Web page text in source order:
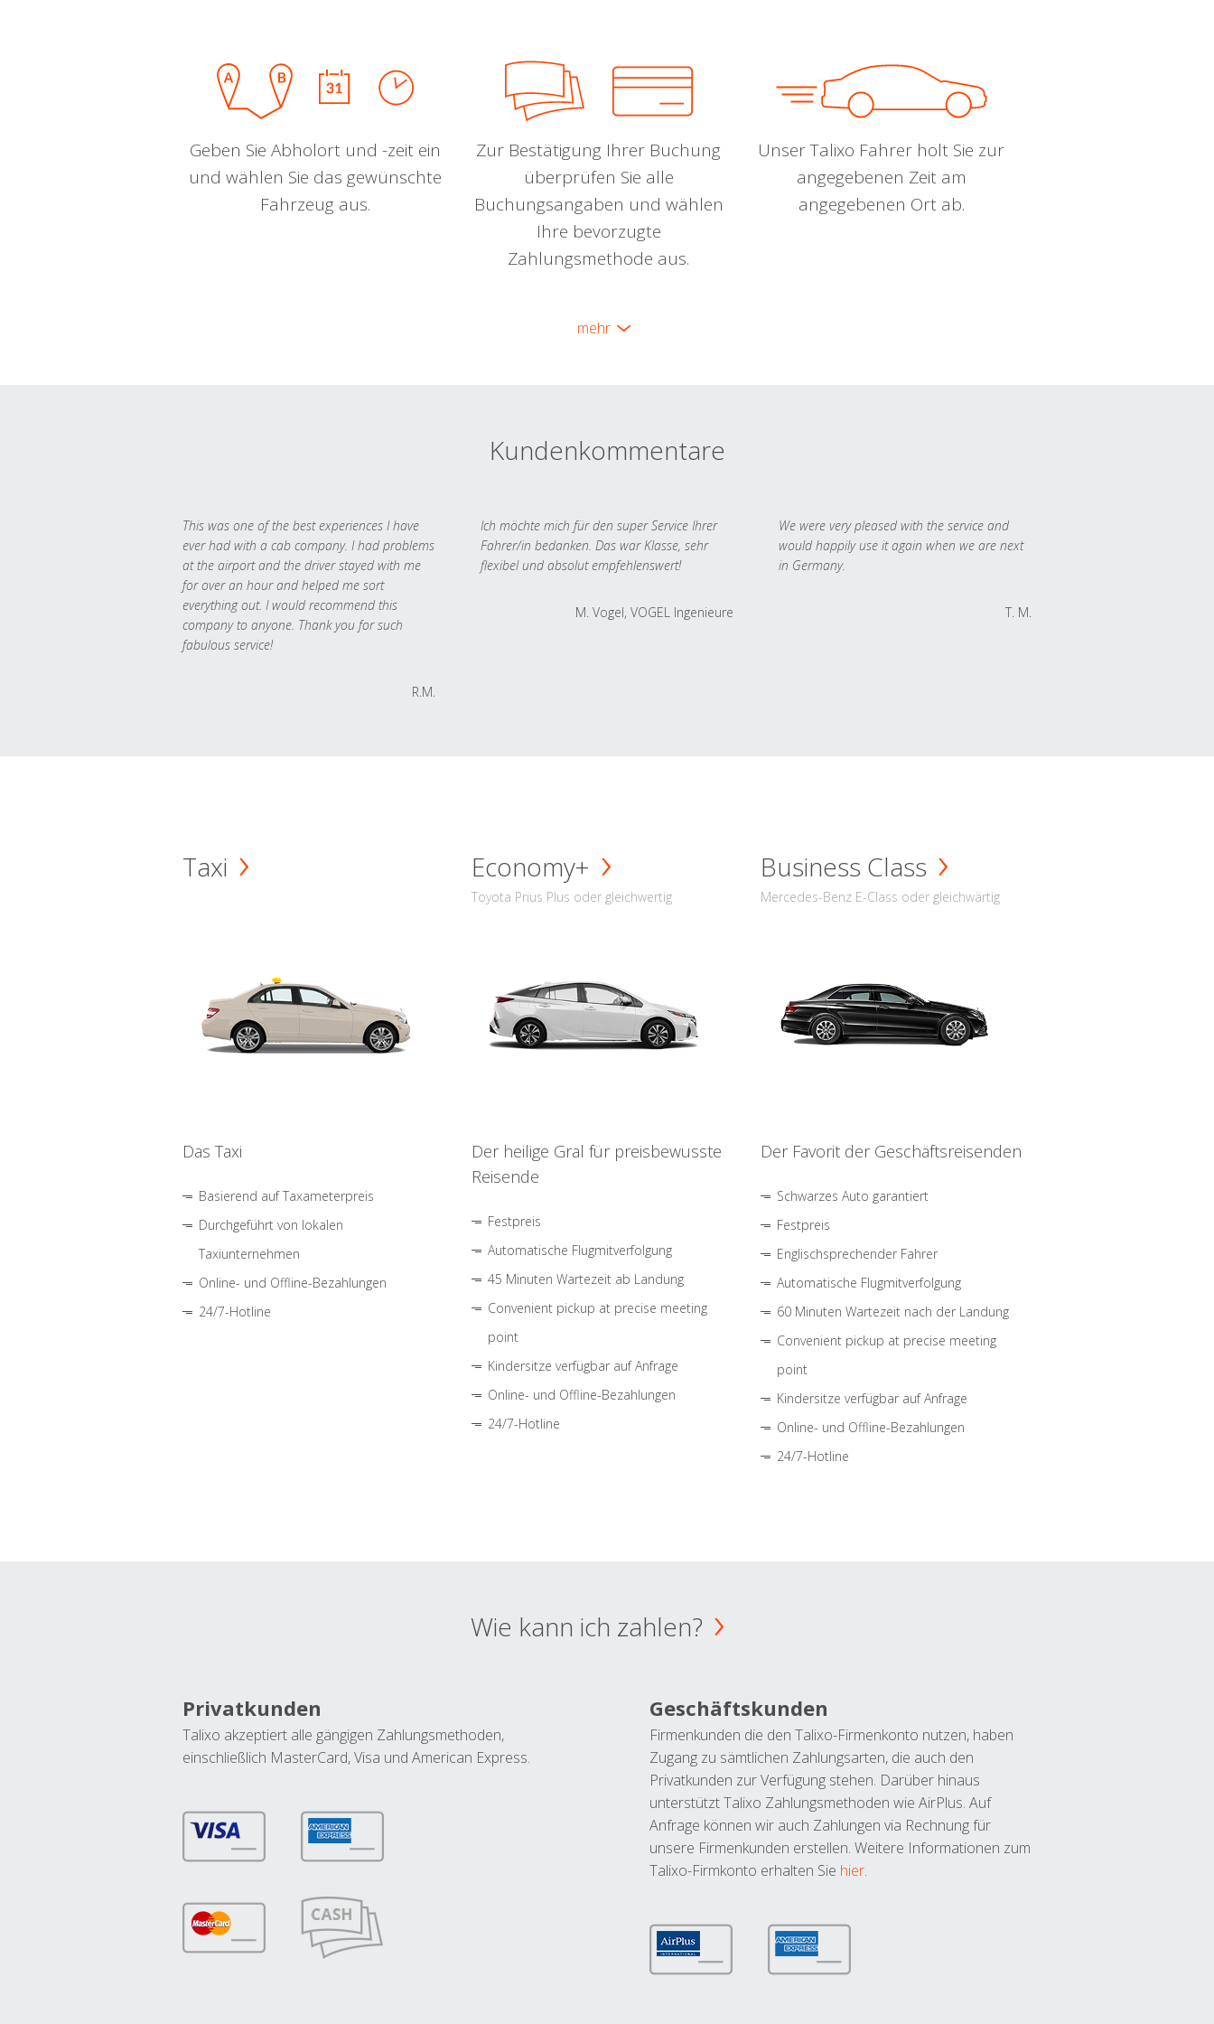
Geben Sie Abholort und -zeit ein
und wählen Sie das gewünschte
Fahrzeug aus.
Zur Bestätigung Ihrer Buchung
überprüfen Sie alle
Buchungsangaben und wählen
Ihre bevorzugte
Zahlungsmethode aus.
Unser Talixo Fahrer holt Sie zur
angegebenen Zeit am
angegebenen Ort ab.
mehr
Kundenkommentare
This was one of the best experiences I have
ever had with a cab company. I had problems
at the airport and the driver stayed with me
for over an hour and helped me sort
everything out. I would recommend this
company to anyone. Thank you for such
fabulous service!
R.M.
Ich möchte mich für den super Service Ihrer
Fahrer/in bedanken. Das war Klasse, sehr
flexibel und absolut empfehlenswert!
M. Vogel, VOGEL Ingenieure
We were very pleased with the service and
would happily use it again when we are next
in Germany.
T. M.
Taxi
Das Taxi
Basierend auf Taxameterpreis
Durchgeführt von lokalen
Taxiunternehmen
Online- und Offline-Bezahlungen
24/7-Hotline
Economy+
Toyota Prius Plus oder gleichwertig
Der heilige Gral für preisbewusste
Reisende
Festpreis
Automatische Flugmitverfolgung
45 Minuten Wartezeit ab Landung
Convenient pickup at precise meeting
point
Kindersitze verfügbar auf Anfrage
Online- und Offline-Bezahlungen
24/7-Hotline
Business Class
Mercedes-Benz E-Class oder gleichwärtig
Der Favorit der Geschäftsreisenden
Schwarzes Auto garantiert
Festpreis
Englischsprechender Fahrer
Automatische Flugmitverfolgung
60 Minuten Wartezeit nach der Landung
Convenient pickup at precise meeting
point
Kindersitze verfügbar auf Anfrage
Online- und Offline-Bezahlungen
24/7-Hotline
Wie kann ich zahlen?
Privatkunden
Talixo akzeptiert alle gängigen Zahlungsmethoden,
einschließlich MasterCard, Visa und American Express.
Geschäftskunden
Firmenkunden die den Talixo-Firmenkonto nutzen, haben
Zugang zu sämtlichen Zahlungsarten, die auch den
Privatkunden zur Verfügung stehen. Darüber hinaus
unterstützt Talixo Zahlungsmethoden wie AirPlus. Auf
Anfrage können wir auch Zahlungen via Rechnung für
unsere Firmenkunden erstellen. Weitere Informationen zum
Talixo-Firmkonto erhalten Sie hier.